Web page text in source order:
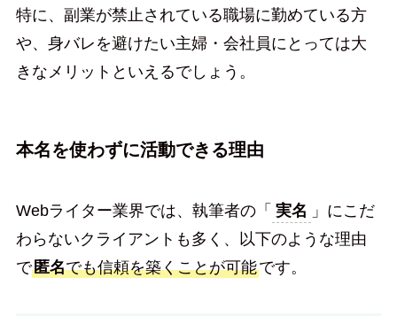
特に、副業が禁止されている職場に勤めている方
や、身バレを避けたい主婦・会社員にとっては大
きなメリットといえるでしょう。
本名を使わずに活動できる理由
Webライター業界では、執筆者の「 実名 」にこだ
わらないクライアントも多く、以下のような理由
で匿名でも信頼を築くことが可能です。